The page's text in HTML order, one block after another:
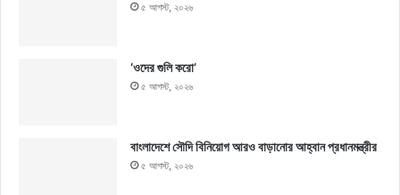
৫ আগস্ট, ২০২৬
‘ওদের গুলি করো’
৫ আগস্ট, ২০২৬
বাংলাদেশে সৌদি বিনিয়োগ আরও বাড়ানোর আহ্বান প্রধানমন্ত্রীর
৫ আগস্ট, ২০২৬